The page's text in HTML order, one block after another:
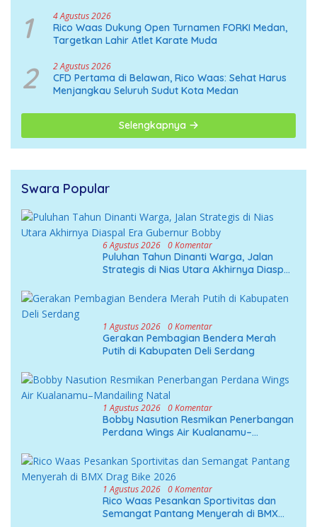
1 4 Agustus 2026
Rico Waas Dukung Open Turnamen FORKI Medan,
Targetkan Lahir Atlet Karate Muda
2 2 Agustus 2026
CFD Pertama di Belawan, Rico Waas: Sehat Harus
Menjangkau Seluruh Sudut Kota Medan
Selengkapnya
Swara Popular
6 Agustus 2026 0 Komentar
Puluhan Tahun Dinanti Warga, Jalan
Strategis di Nias Utara Akhirnya Diaspal
1 Agustus 2026 0 Komentar
Gerakan Pembagian Bendera Merah
Putih di Kabupaten Deli Serdang
1 Agustus 2026 0 Komentar
Bobby Nasution Resmikan Penerbangan
Perdana Wings Air Kualanamu–
1 Agustus 2026 0 Komentar
Rico Waas Pesankan Sportivitas dan
Semangat Pantang Menyerah di BMX